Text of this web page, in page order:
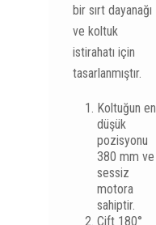
bir sırt dayanağı
ve koltuk
istirahatı için
tasarlanmıştır.
Koltuğun en
düşük
pozisyonu
380 mm ve
sessiz
motora
sahiptir.
Çift 180°